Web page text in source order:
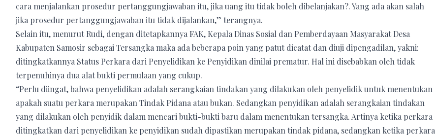
cara menjalankan prosedur pertanggungjawaban itu, jika uang itu tidak boleh dibelanjakan?. Yang ada akan salah
jika prosedur pertanggungjawaban itu tidak dijalankan,” terangnya.
Selain itu, menurut Rudi, dengan ditetapkannya FAK, Kepala Dinas Sosial dan Pemberdayaan Masyarakat Desa
Kabupaten Samosir sebagai Tersangka maka ada beberapa poin yang patut dicatat dan diuji dipengadilan, yakni:
ditingkatkannya Status Perkara dari Penyelidikan ke Penyidikan dinilai prematur. Hal ini disebabkan oleh tidak
terpenuhinya dua alat bukti permulaan yang cukup.
“Perlu diingat, bahwa penyelidikan adalah serangkaian tindakan yang dilakukan oleh penyelidik untuk menentukan
apakah suatu perkara merupakan Tindak Pidana atau bukan. Sedangkan penyidikan adalah serangkaian tindakan
yang dilakukan oleh penyidik dalam mencari bukti-bukti baru dalam menentukan tersangka. Artinya ketika perkara
ditingkatkan dari penyelidikan ke penyidikan sudah dipastikan merupakan tindak pidana, sedangkan ketika perkara